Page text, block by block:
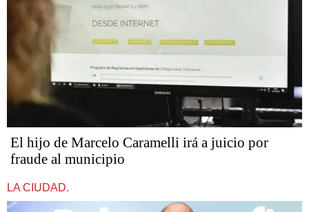
​​​​​El hijo de Marcelo Caramelli irá a juicio por
fraude al municipio
LA CIUDAD.